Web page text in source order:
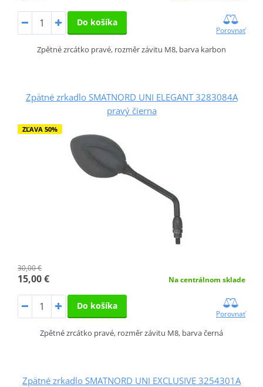
Do košíka
Porovnať
Zpětné zrcátko pravé, rozměr závitu M8, barva karbon
Zpätné zrkadlo SMATNORD UNI ELEGANT 3283084A
pravý čierna
ZĽAVA 50%
30,00 €
15,00 € Na centrálnom sklade
Do košíka
Porovnať
Zpětné zrcátko pravé, rozměr závitu M8, barva černá
Zpätné zrkadlo SMATNORD UNI EXCLUSIVE 3254301A